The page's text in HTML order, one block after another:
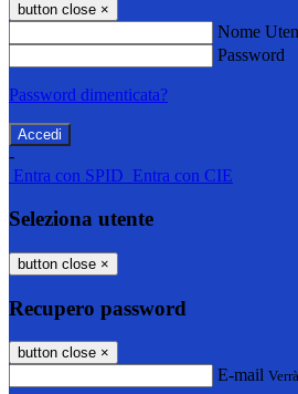
button close ×
Nome
Password
Password dimenticata?
-
Entra con SPID Entra con CIE
Seleziona utente
button close ×
Recupero password
button close ×
E-mail